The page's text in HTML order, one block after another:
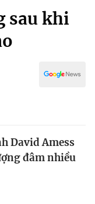
sau khi
David Amess
đâm nhiều